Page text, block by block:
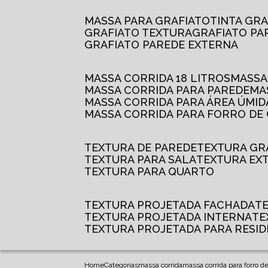
MASSA PARA GRAFIATO
TINTA
GRAFIATO TEXTURA
GRAFIATO
GRAFIATO PAREDE EXTERNA
MASSA CORRIDA 18 LITROS
MASSA CORRIDA PARA PAREDE
MASSA CORRIDA PARA ÁREA
MASSA CORRIDA PARA FORRO DE
TEXTURA DE PAREDE
TEXTURA
TEXTURA PARA SALA
TEXTURA
TEXTURA PARA QUARTO
TEXTURA PROJETADA FACHADA
TEXTURA PROJETADA INTERNA
TEXTURA PROJETADA PARA
HomeCategoriasmassa corridamassa corrida para forro